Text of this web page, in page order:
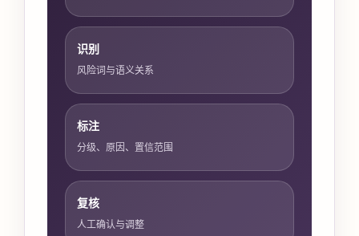
识别
风险词与语义关系
标注
分级、原因、置信范围
复核
人工确认与调整